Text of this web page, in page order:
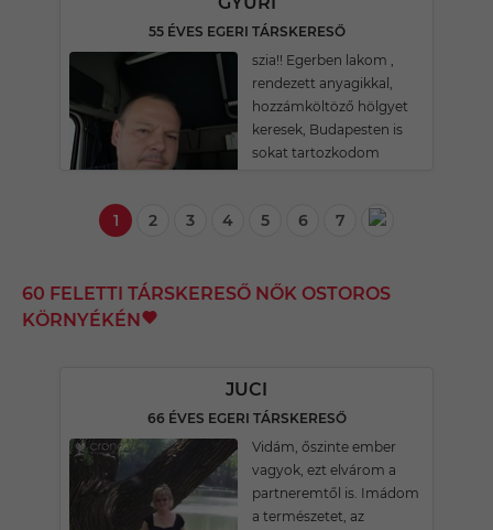
55 ÉVES EGERI TÁRSKERESŐ
szia!! Egerben lakom ,
rendezett anyagikkal,
hozzámköltöző hölgyet
keresek, Budapesten is
sokat tartozkodom
1 2 3 4 5 6 7
60 FELETTI TÁRSKERESŐ NŐK OSTOROS
KÖRNYÉKÉN
JUCI
66 ÉVES EGERI TÁRSKERESŐ
Vidám, őszinte ember
vagyok, ezt elvárom a
partneremtől is. Imádom
a természetet, az